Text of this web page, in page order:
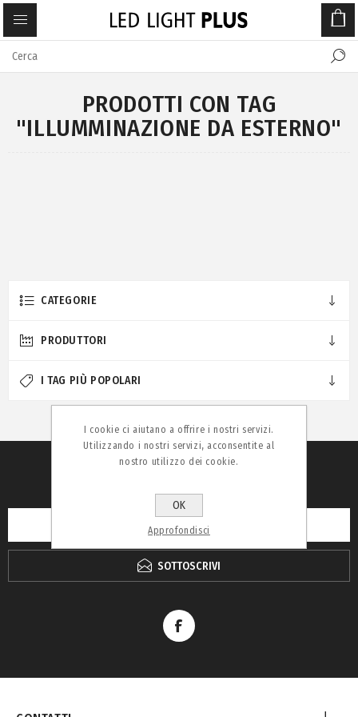
PRODOTTI CON TAG
"ILLUMMINAZIONE DA ESTERNO"
CATEGORIE
PRODUTTORI
I TAG PIÙ POPOLARI
SOTTOSCRIVI
I cookie ci aiutano a offrire i nostri servizi.
Utilizzando i nostri servizi, acconsentite al
nostro utilizzo dei cookie.
OK
Approfondisci